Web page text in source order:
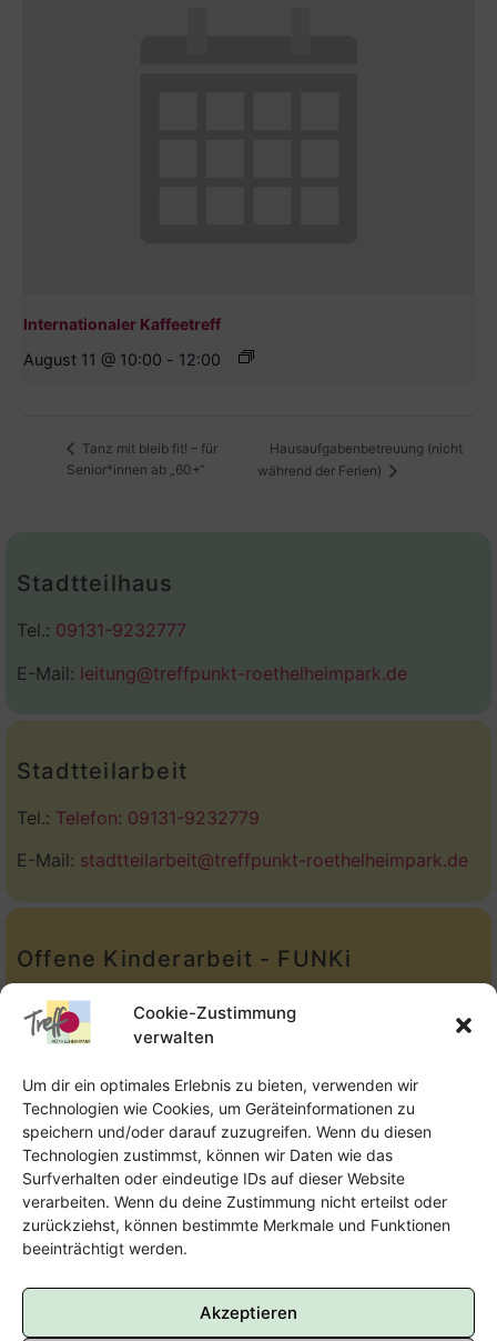
Cookie-Zustimmung
verwalten
Um dir ein optimales Erlebnis zu bieten, verwenden wir
Technologien wie Cookies, um Geräteinformationen zu
speichern und/oder darauf zuzugreifen. Wenn du diesen
Technologien zustimmst, können wir Daten wie das
Surfverhalten oder eindeutige IDs auf dieser Website
verarbeiten. Wenn du deine Zustimmung nicht erteilst oder
zurückziehst, können bestimmte Merkmale und Funktionen
beeinträchtigt werden.
Akzeptieren
Internationaler Kaffeetreff
August 11 @ 10:00 - 12:00
Tanz mit bleib fit! – für
Senior*innen ab „60+“
Hausaufgabenbetreuung (nicht
während der Ferien)
Stadtteilhaus
Tel.: 09131-9232777
E-Mail: leitung@treffpunkt-roethelheimpark.de
Stadtteilarbeit
Tel.: Telefon: 09131-9232779
E-Mail: stadtteilarbeit@treffpunkt-roethelheimpark.de
Offene Kinderarbeit - FUNKi
Tel.:Telefon: 09131-610749
E-Mail:oka@treffpunkt-roethelheimpark.de
Offene Jugendarbeit - Easthouse
Tel:
09131–302259
E-Mail:oja@treffpunkt-roethelheimpark.de